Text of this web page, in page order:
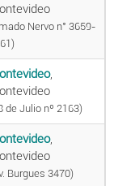
Nervo n° 3659-
,
de Julio nº 2163)
,
Burgues 3470)